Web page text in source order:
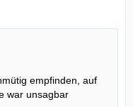
empfinden, auf
war unsagbar